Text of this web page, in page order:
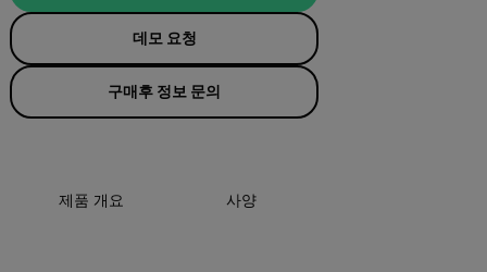
데모 요청
구매후 정보 문의
제품 개요 사양